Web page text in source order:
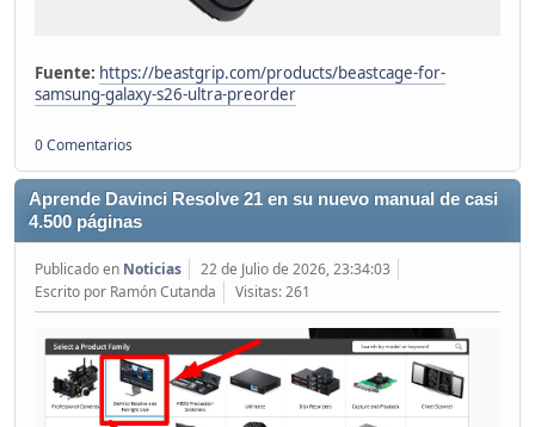
Fuente: https://beastgrip.com/products/beastcage-for-
samsung-galaxy-s26-ultra-preorder
0 Comentarios
Aprende Davinci Resolve 21 en su nuevo manual de casi
4.500 páginas
Publicado en Noticias
22 de Julio de 2026, 23:34:03
Escrito por Ramón Cutanda
Visitas: 261